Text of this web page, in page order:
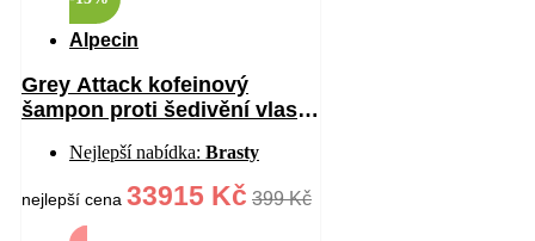
Alpecin
Grey Attack kofeinový
šampon proti šedivění vlasů
Nejlepší nabídka: Brasty
nejlepší cena 33915 Kč 399 Kč